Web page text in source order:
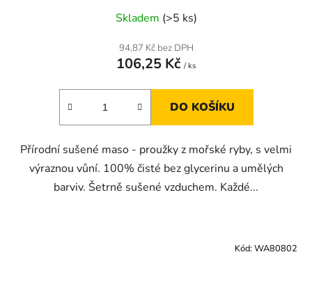
Skladem (>5 ks)
94,87 Kč bez DPH
106,25 Kč / ks
DO KOŠÍKU
Přírodní sušené maso - proužky z mořské ryby, s velmi
výraznou vůní. 100% čisté bez glycerinu a umělých
barviv. Šetrně sušené vzduchem. Každé...
Kód: WA80802